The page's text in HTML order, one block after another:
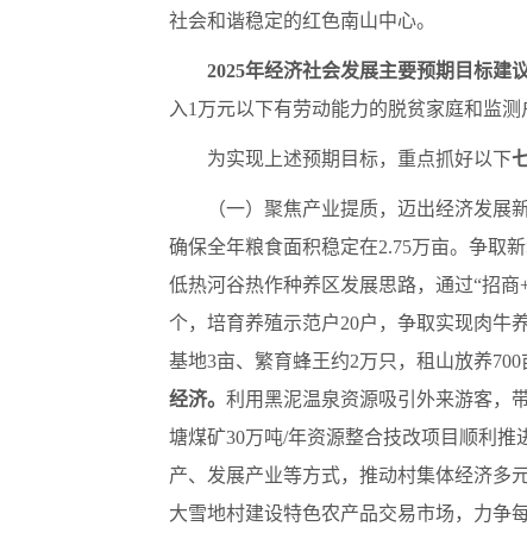
社会和谐稳定的红色南山中心。
2025年经济社会发展主要预期目标建议
入1万元以下有劳动能力的脱贫家庭和监测
为实现上述预期目标，重点抓好以下
（一）聚焦产业提质，迈出经济发展
确保全年粮食面积稳定在2.75万亩。争取
低热河谷热作种养区发展思路，通过“招
个，培育养殖示范户20户，争取实现肉牛
基地3亩、繁育蜂王约2万只，租山放养
经济。 利用黑泥温泉资源吸引外来游客，
塘煤矿30万吨/年资源整合技改项目顺利推
产、发展产业等方式，推动村集体经济多
大雪地村建设特色农产品交易市场，力争